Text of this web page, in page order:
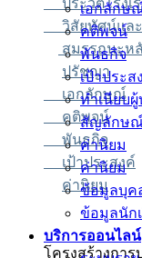
ประวัติโรงเ
วิสัยทัศน์แล
สมรรถนะห
ปรัชญา
เอกลักษณ์
คติพจน์
พันธกิจ
เป้าประสงค์
ค่านิยม
โครงสร้างการ
เอกลักษ
คติพจน์
พันธกิจ
เป้าประส
ทำเนียบ
สัญลักษณ์
ค่านิยม
ค่านิยม
ข้อมูลบุค
ข้อมูลนัก
บริการออนไลน์